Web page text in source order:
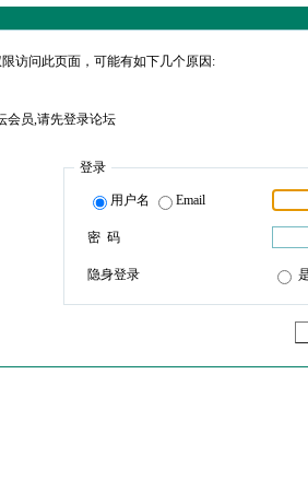
访问此页面，可能有如下几个原因:
会员,请先登录论坛
登录
用户名 Email
密 码
隐身登录